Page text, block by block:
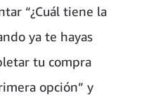
“¿Cuál tiene la
ya te hayas
tu compra
opción” y